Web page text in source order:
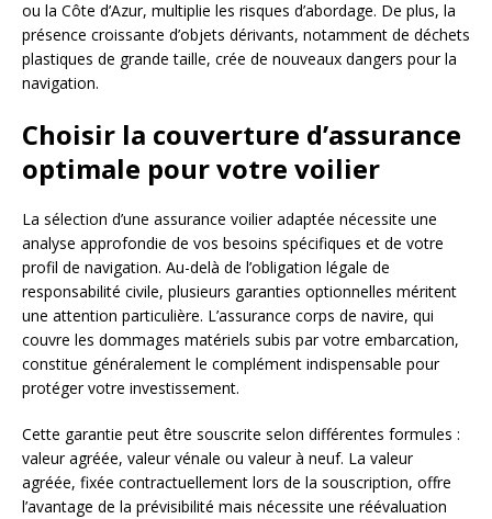
ou la Côte d’Azur, multiplie les risques d’abordage. De plus, la
présence croissante d’objets dérivants, notamment de déchets
plastiques de grande taille, crée de nouveaux dangers pour la
navigation.
Choisir la couverture d’assurance
optimale pour votre voilier
La sélection d’une assurance voilier adaptée nécessite une
analyse approfondie de vos besoins spécifiques et de votre
profil de navigation. Au-delà de l’obligation légale de
responsabilité civile, plusieurs garanties optionnelles méritent
une attention particulière. L’assurance corps de navire, qui
couvre les dommages matériels subis par votre embarcation,
constitue généralement le complément indispensable pour
protéger votre investissement.
Cette garantie peut être souscrite selon différentes formules :
valeur agréée, valeur vénale ou valeur à neuf. La valeur
agréée, fixée contractuellement lors de la souscription, offre
l’avantage de la prévisibilité mais nécessite une réévaluation